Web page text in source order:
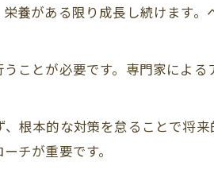
養がある限り成長し続けます。
ことが必要です。専門家による
根本的な対策を怠ることで将
チが重要です。